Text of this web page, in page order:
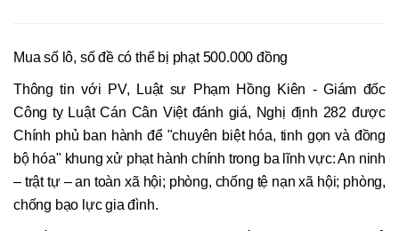
Mua số lô, số đề có thể bị phạt 500.000 đồng
Thông tin với PV, Luật sư Phạm Hồng Kiên - Giám đốc
Công ty Luật Cán Cân Việt đánh giá, Nghị định 282 được
Chính phủ ban hành để "chuyên biệt hóa, tinh gọn và đồng
bộ hóa" khung xử phạt hành chính trong ba lĩnh vực: An ninh
– trật tự – an toàn xã hội; phòng, chống tệ nạn xã hội; phòng,
chống bạo lực gia đình.